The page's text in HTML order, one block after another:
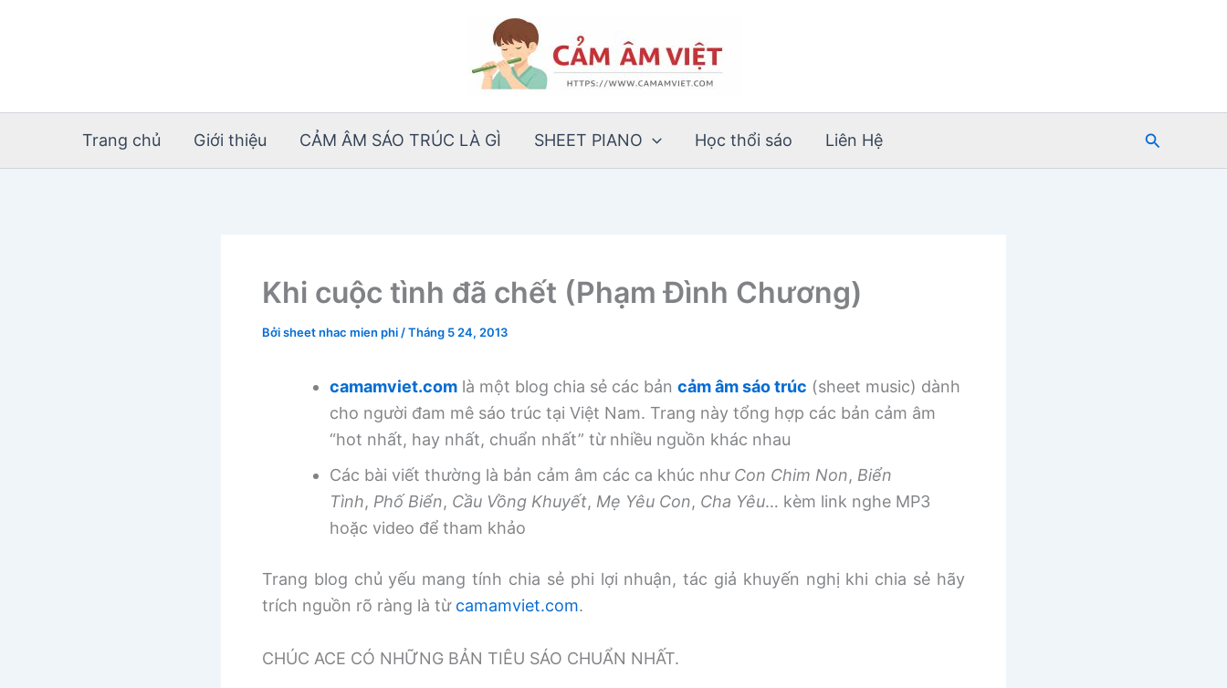
Trang chủ Giới thiệu CẢM ÂM SÁO TRÚC LÀ GÌ SHEET PIANO Học thổi sáo Liên Hệ
Tìm
Khi cuộc tình đã chết (Phạm Đình Chương)
Bởisheet nhac mien phi /Tháng 5 24, 2013
camamviet.com là một blog chia sẻ các bản cảm âm sáo trúc (sheet music) dành
cho người đam mê sáo trúc tại Việt Nam. Trang này tổng hợp các bản cảm âm
“hot nhất, hay nhất, chuẩn nhất” từ nhiều nguồn khác nhau
Các bài viết thường là bản cảm âm các ca khúc như Con Chim Non, Biển
Tình, Phố Biển, Cầu Vồng Khuyết, Mẹ Yêu Con, Cha Yêu… kèm link nghe MP3
hoặc video để tham khảo
Trang blog chủ yếu mang tính chia sẻ phi lợi nhuận, tác giả khuyến nghị khi chia sẻ hãy
trích nguồn rõ ràng là từ camamviet.com.
CHÚC ACE CÓ NHỮNG BẢN TIÊU SÁO CHUẨN NHẤT.